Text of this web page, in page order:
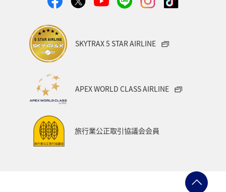
SKYTRAX 5 STAR AIRLINE
APEX WORLD CLASS AIRLINE
旅行業公正取引協議会会員